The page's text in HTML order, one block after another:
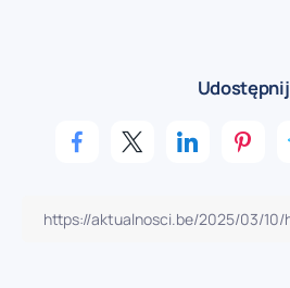
Udostępnij